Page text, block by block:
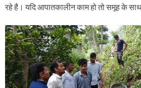
रहे है। यदि आपातकालीन काम हो तो समूह के